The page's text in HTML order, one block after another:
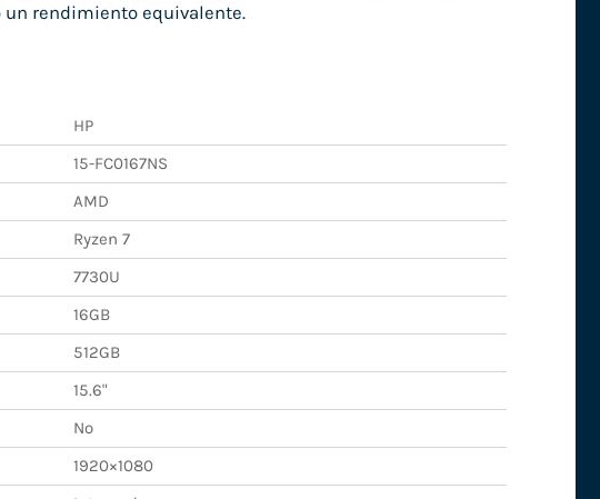
rendimiento equivalente.
HP
15-FC0167NS
AMD
Ryzen 7
7730U
16GB
512GB
15.6"
No
1920×1080